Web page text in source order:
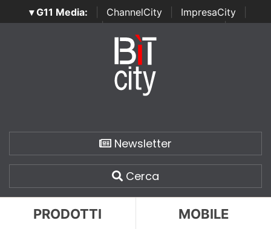
▾ G11 Media: ChannelCity ImpresaCity
SecurityOpenLab | Italian Channel Awards | Italian
Italian Security Awards
Newsletter
Cerca
PRODOTTI MOBILE